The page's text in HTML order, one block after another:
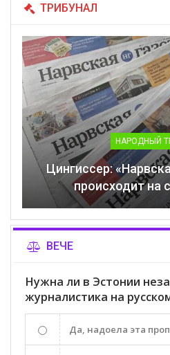
ТРИБУНАЛ
НАРОДНЫЙ
Цингиссер:
происходит на
ВЕЧЕ
Нужна ли в Эстонии
журналистика на
Да, надоела эта